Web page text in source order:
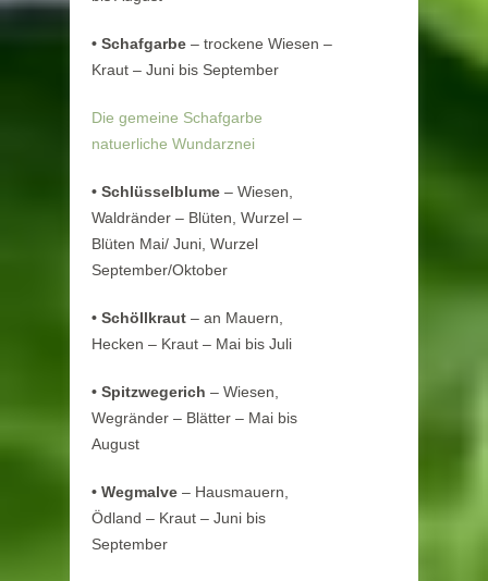
• Schafgarbe – trockene Wiesen –
Kraut – Juni bis September
Die gemeine Schafgarbe
natuerliche Wundarznei
• Schlüsselblume – Wiesen,
Waldränder – Blüten, Wurzel –
Blüten Mai/ Juni, Wurzel
September/Oktober
• Schöllkraut – an Mauern,
Hecken – Kraut – Mai bis Juli
• Spitzwegerich – Wiesen,
Wegränder – Blätter – Mai bis
August
• Wegmalve – Hausmauern,
Ödland – Kraut – Juni bis
September